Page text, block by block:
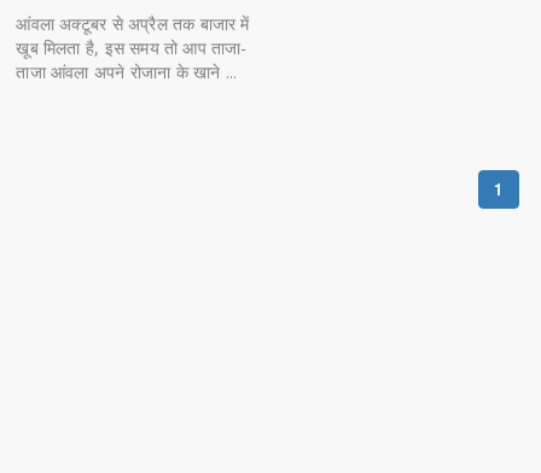
आंवला अक्टूबर से अप्रैल तक बाजार में
खूब मिलता है, इस समय तो आप ताजा-
ताजा आंवला अपने रोजाना के खाने ...
1